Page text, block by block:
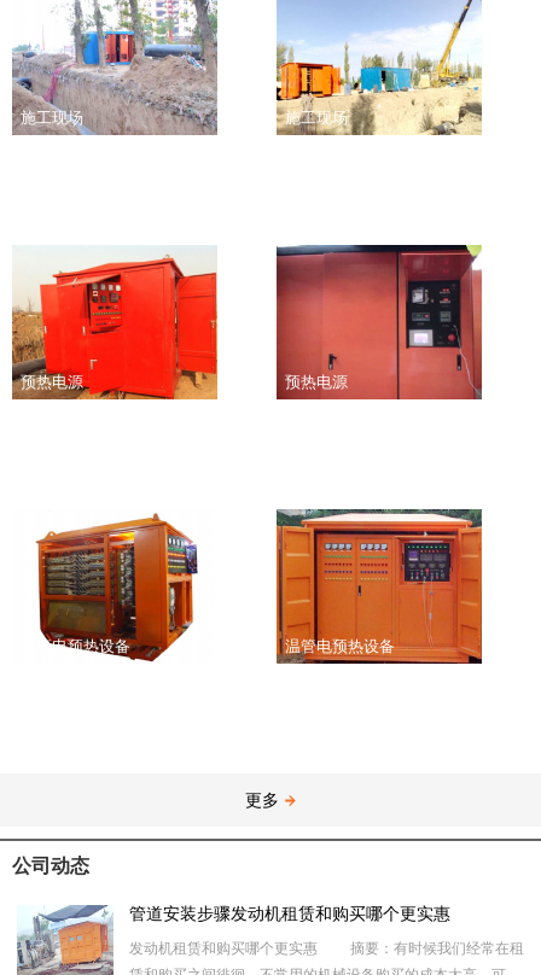
施工现场 施工现场
预热电源 预热电源
温管电预热设备 温管电预热设备
更多
公司动态
管道安装步骤发动机租赁和购买哪个更实惠
发动机租赁和购买哪个更实惠 摘要：有时候我们经常在租